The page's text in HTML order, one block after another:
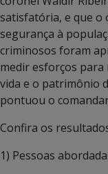
satisfatória, e que o
segurança à
criminosos foram
medir esforços
vida e o patrimônio
pontuou o
Confira os
1) Pessoas